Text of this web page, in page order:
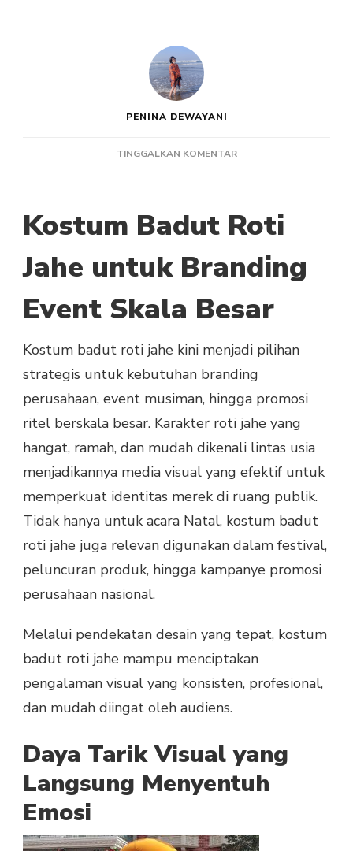
PENINA DEWAYANI
TINGGALKAN KOMENTARPADA
JAHE
UNTUK
BESAR
BRANDING
PERUSAHAAN
Kostum Badut Roti
Jahe untuk Branding
Event Skala Besar
Kostum badut roti jahe kini menjadi pilihan
strategis untuk kebutuhan branding
perusahaan, event musiman, hingga promosi
ritel berskala besar. Karakter roti jahe yang
hangat, ramah, dan mudah dikenali lintas usia
menjadikannya media visual yang efektif untuk
memperkuat identitas merek di ruang publik.
Tidak hanya untuk acara Natal, kostum badut
roti jahe juga relevan digunakan dalam festival,
peluncuran produk, hingga kampanye promosi
perusahaan nasional.
Melalui pendekatan desain yang tepat, kostum
badut roti jahe mampu menciptakan
pengalaman visual yang konsisten, profesional,
dan mudah diingat oleh audiens.
Daya Tarik Visual yang
Langsung Menyentuh
Emosi